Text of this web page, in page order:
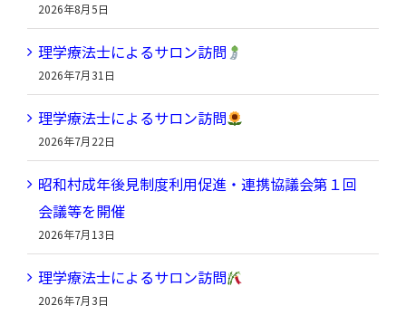
ブ2026年8月5日
理学療法士によるサロン訪問
2026年7月31日
理学療法士によるサロン訪問
2026年7月22日
昭和村成年後見制度利用促進・連携協議会第１回
会議等を開催
2026年7月13日
理学療法士によるサロン訪問
2026年7月3日